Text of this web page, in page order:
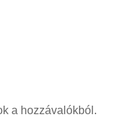
a hozzávalókból.